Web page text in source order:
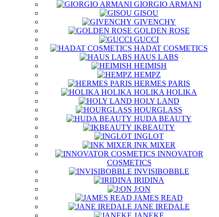
GIORGIO ARMANI
GISOU
GIVENCHY
GOLDEN ROSE
GUCCI
HADAT COSMETICS
HAUS LABS
HEIMISH
HEMPZ
HERMES PARIS
HOLIKA HOLIKA
HOLY LAND
HOURGLASS
HUDA BEAUTY
IKBEAUTY
INGLOT
INK MIXER
INNOVATOR
COSMETICS
INVISIBOBBLE
IRIDINA
J:ON
JAMES READ
JANE IREDALE
JANEKE